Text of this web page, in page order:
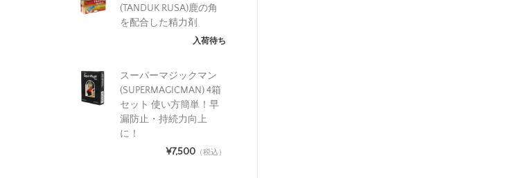
(TANDUK RUSA)鹿の角
を配合した精力剤
入荷待ち
スーパーマジックマン
(SUPERMAGICMAN) 4箱
セット 使い方簡単！早
漏防止・持続力向上
に！
¥7,500 （税込）